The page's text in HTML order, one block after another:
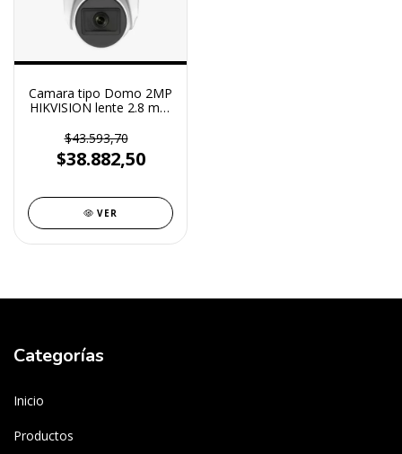
Camara tipo Domo 2MP
HIKVISION lente 2.8 mm
$43.593,70
$38.882,50
VER
Categorías
Inicio
Productos